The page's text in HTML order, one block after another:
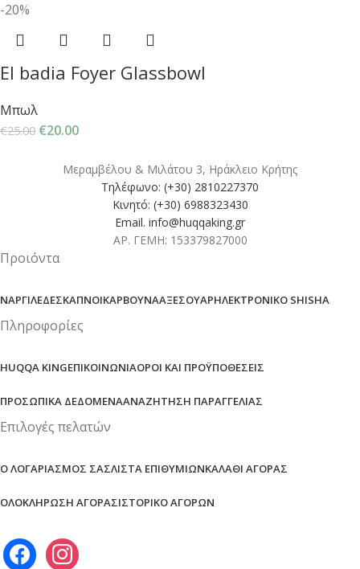
-20%
Εl badia Foyer Glassbowl
Μπωλ
€25.00 €20.00
Μεραμβέλου & Μιλάτου 3, Ηράκλειο Κρήτης
Τηλέφωνο: (+30) 2810227370
Κινητό: (+30) 6988323430
Email. info@huqqaking.gr
ΑΡ. ΓΕΜΗ: 153379827000
Προιόντα
ΝΑΡΓΙΛΈΔΕΣΚΑΠΝΟΊΚΆΡΒΟΥΝΑΑΞΕΣΟΥΆΡΗΛΕΚΤΡΟΝΙΚΌ SHISHA
Πληροφορίες
HUQQA KINGΕΠΙΚΟΙΝΩΝΊΑΌΡΟΙ ΚΑΙ ΠΡΟΫΠΟΘΈΣΕΙΣ
ΠΡΟΣΩΠΙΚΆ ΔΕΔΟΜΈΝΑΑΝΑΖΉΤΗΣΗ ΠΑΡΑΓΓΕΛΊΑΣ
Επιλογές πελατών
Ο ΛΟΓΑΡΙΑΣΜΌΣ ΣΑΣΛΊΣΤΑ ΕΠΙΘΥΜΙΏΝΚΑΛΆΘΙ ΑΓΟΡΆΣ
ΟΛΟΚΛΉΡΩΣΗ ΑΓΟΡΆΣΙΣΤΟΡΙΚΌ ΑΓΟΡΏΝ